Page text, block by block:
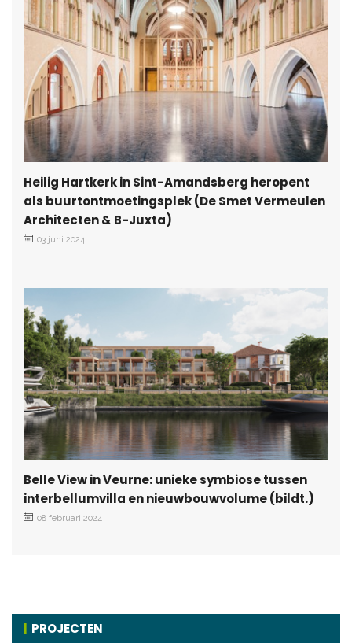
Heilig Hartkerk in Sint-Amandsberg heropent
als buurtontmoetingsplek (De Smet Vermeulen
Architecten & B-Juxta)
03 juni 2024
Belle View in Veurne: unieke symbiose tussen
interbellumvilla en nieuwbouwvolume (bildt.)
08 februari 2024
PROJECTEN